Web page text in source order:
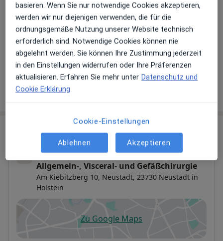
Hinterlegen Sie kostenlos ein Portraitbild, Ihre
Sprechzeiten und Leistungen. Dadurch werden Sie
besser gefunden. Lassen Sie sich außerdem bereits
vor Veröffentlichung kostenfrei über neue
Patienten-Feedbacks per E-Mail informieren.
Jetzt als Arzt anmelden
Schön Klinik Neustadt Klinik für
Allgemein-, Visceral- und Gefäßchirurgie
Am Kiebitzberg 10, Neustadt, 23730 Neustadt in
Holstein
Zu Google Mapsöffnet in einer neuen
basieren. Wenn Sie nur notwendige Cookies akzeptieren,
werden wir nur diejenigen verwenden, die für die
ordnungsgemäße Nutzung unserer Website technisch
erforderlich sind. Notwendige Cookies können nie
abgelehnt werden. Sie können Ihre Zustimmung jederzeit
in den Einstellungen widerrufen oder Ihre Präferenzen
aktualisieren. Erfahren Sie mehr unter Datenschutz und
Cookie Erklärung
Cookie-Einstellungen
Ablehnen Akzeptieren